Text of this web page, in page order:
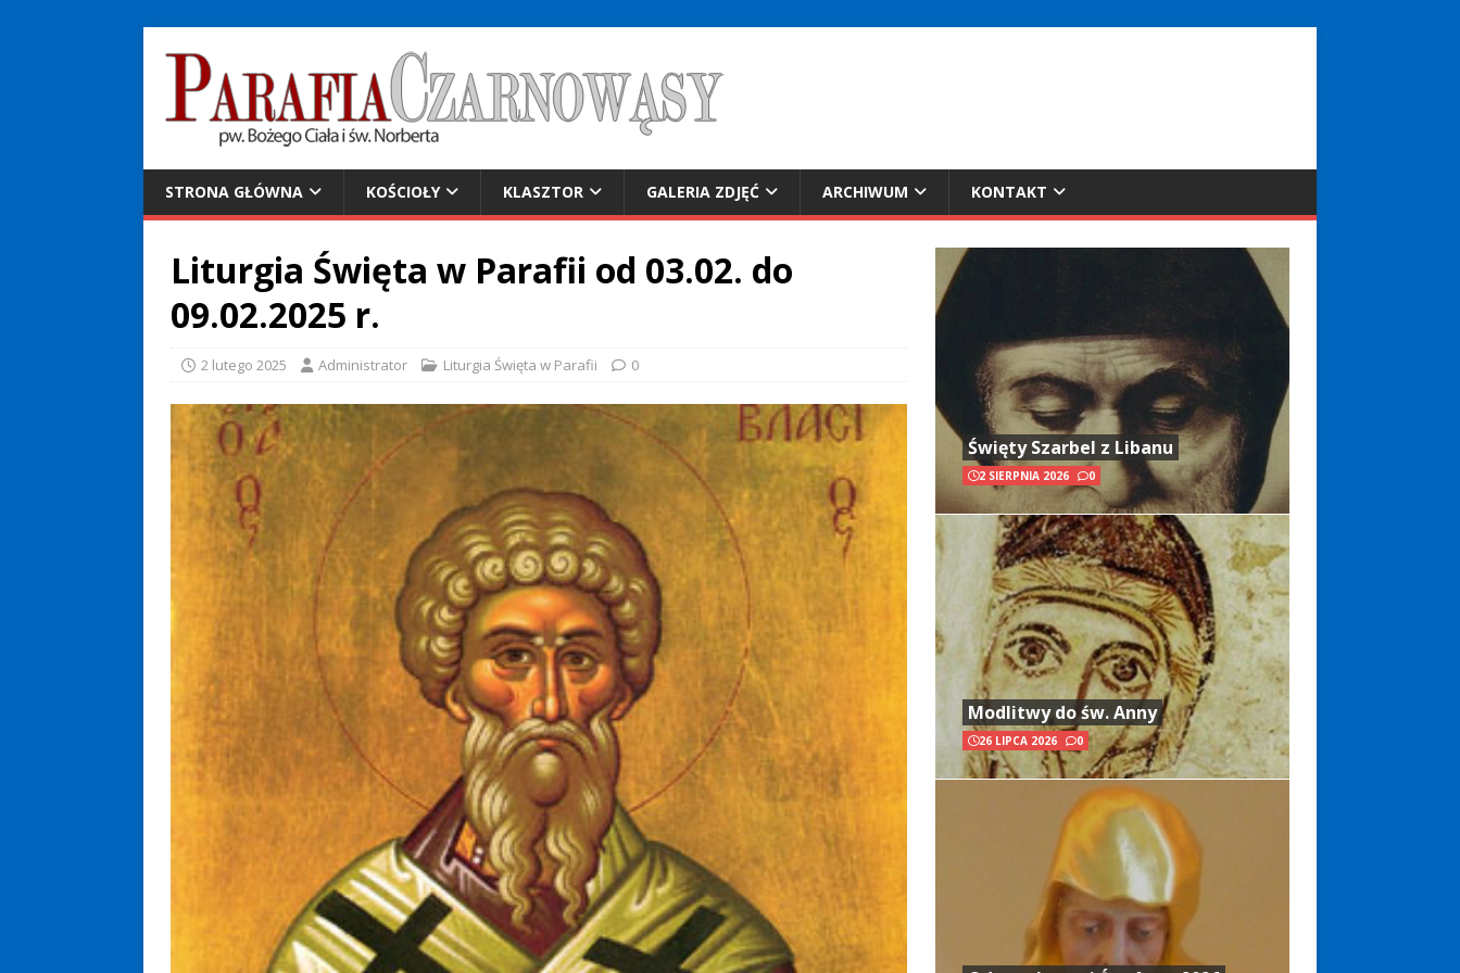
STRONA GŁÓWNA KOŚCIOŁY KLASZTOR GALERIA ZDJĘĆ ARCHIWUM KONTAKT
Liturgia Święta w Parafii od 03.02. do
09.02.2025 r.
2 lutego 2025 Administrator Liturgia Święta w Parafii 0
Święty Szarbel z Libanu
2 SIERPNIA 2026 0
Modlitwy do św. Anny
26 LIPCA 2026 0